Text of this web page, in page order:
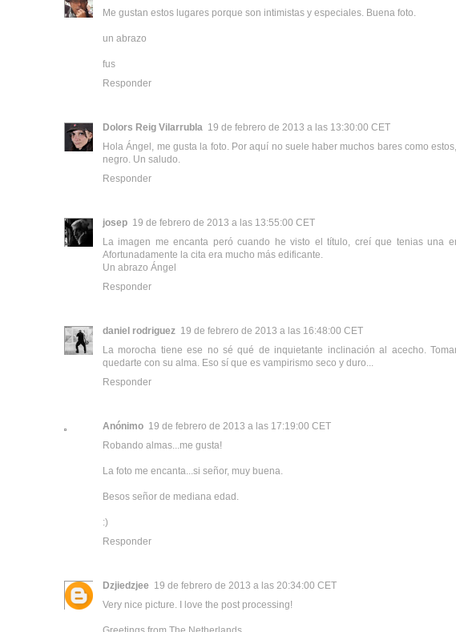
Me gustan estos lugares porque son intimistas y especiales. Buena foto.
un abrazo
fus
Responder
Dolors Reig Vilarrubla 19 de febrero de 2013 a las 13:30:00 CET
Hola Ángel, me gusta la foto. Por aquí no suele haber muchos bares como
negro. Un saludo.
Responder
josep 19 de febrero de 2013 a las 13:55:00 CET
La imagen me encanta peró cuando he visto el título, creí que tenias una
Afortunadamente la cita era mucho más edificante.
Un abrazo Ángel
Responder
daniel rodriguez 19 de febrero de 2013 a las 16:48:00 CET
La morocha tiene ese no sé qué de inquietante inclinación al acecho.
quedarte con su alma. Eso sí que es vampirismo seco y duro...
Responder
Anónimo 19 de febrero de 2013 a las 17:19:00 CET
Robando almas...me gusta!
La foto me encanta...si señor, muy buena.
Besos señor de mediana edad.
:)
Responder
Dzjiedzjee 19 de febrero de 2013 a las 20:34:00 CET
Very nice picture. I love the post processing!